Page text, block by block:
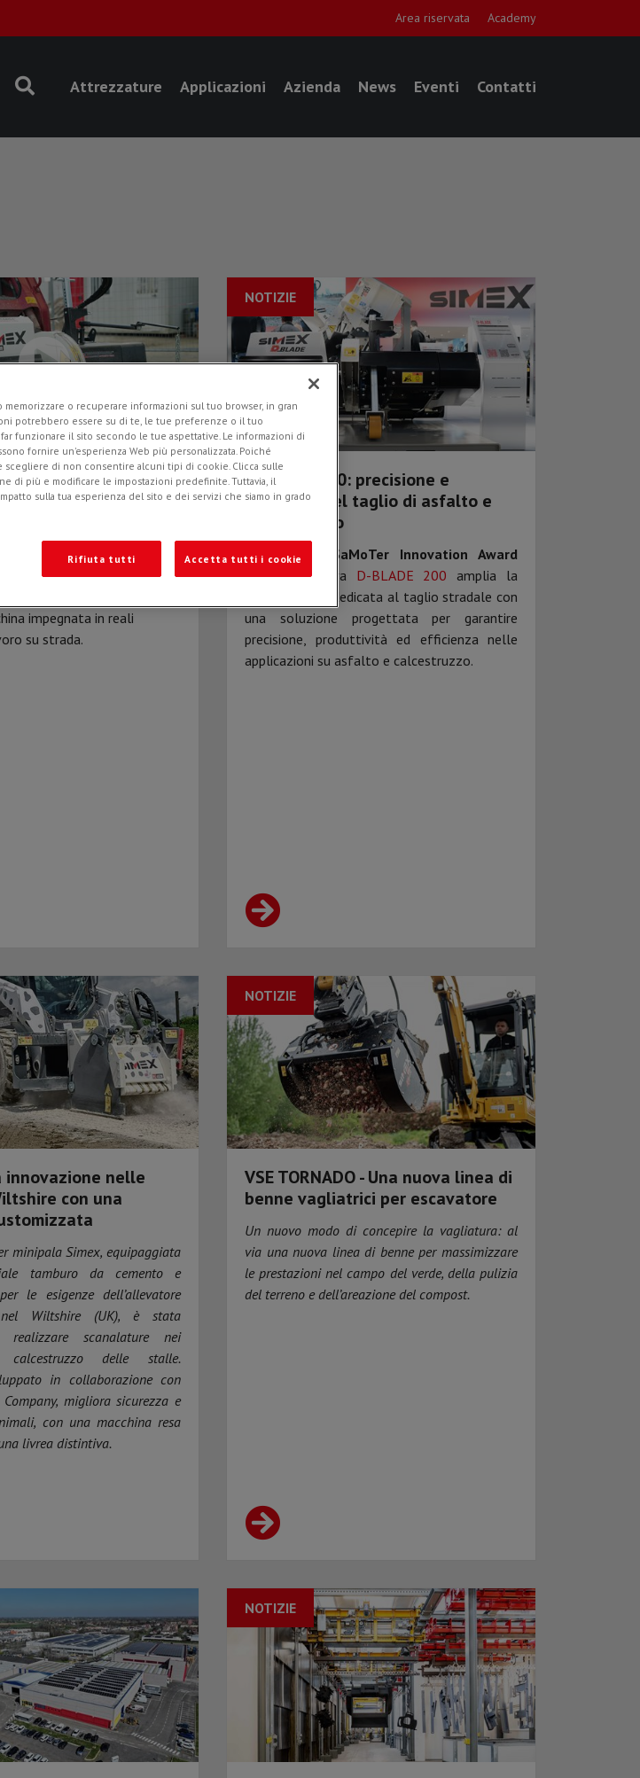
Area riservata Academy
Attrezzature Applicazioni Azienda News Eventi Contatti
in cantiere: scoprila
video operativo
Toscomeccanica
un nuovo contenuto video
BLADE 200, realizzato in
impegnata in reali
su strada.
D-BLADE 200: precisione e
sicurezza nel taglio di asfalto e
calcestruzzo
Premiata al
SaMoTer Innovation Award
2026, la nuova D-BLADE 200 amplia la
gamma Simex dedicata al taglio stradale con
una soluzione progettata per garantire
precisione, produttività ed efficienza nelle
applicazioni su asfalto e calcestruzzo.
NOTIZIE
innovazione nelle
con una
minipala Simex, equipaggiata
tamburo da cemento e
le esigenze dell’allevatore
Wiltshire (UK), è stata
realizzare scanalature nei
delle stalle.
in collaborazione con
migliora sicurezza e
con una macchina resa
livrea distintiva.
VSE TORNADO - Una nuova linea di
benne vagliatrici per escavatore
Un nuovo modo di concepire la vagliatura: al
via una nuova linea di benne per massimizzare
le prestazioni nel campo del verde, della pulizia
del terreno e dell’areazione del compost.
NOTIZIE
NOTIZIE
memorizzare o recuperare informazioni sul tuo browser, in gran
potrebbero essere su di te, le tue preferenze o il tuo
funzionare il sito secondo le tue aspettative. Le informazioni di
fornire un'esperienza Web più personalizzata. Poiché
scegliere di non consentire alcuni tipi di cookie. Clicca sulle
di più e modificare le impostazioni predefinite. Tuttavia, il
sulla tua esperienza del sito e dei servizi che siamo in grado
Rifiuta tutti Accetta tutti i cookie